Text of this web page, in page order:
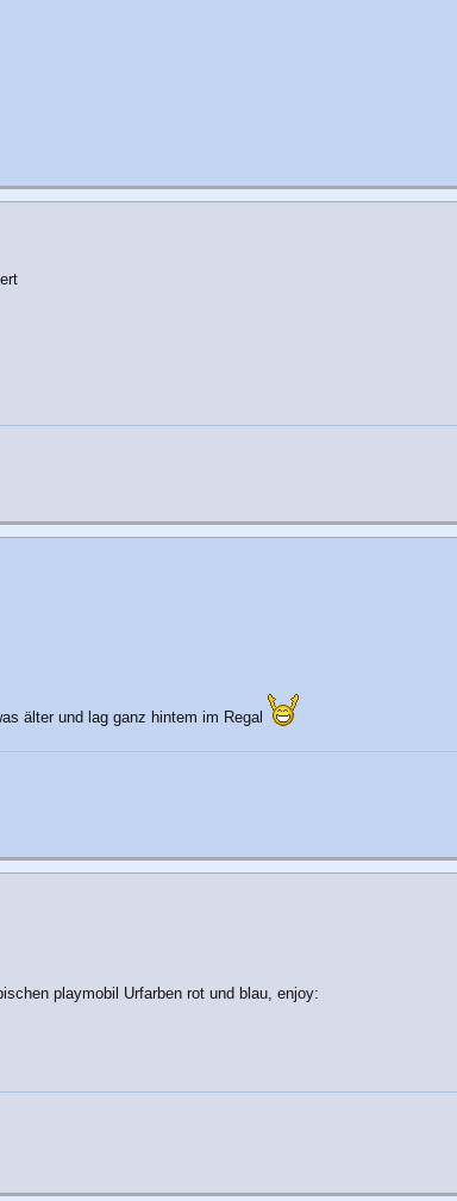
älter und lag ganz hintem im Regal
playmobil Urfarben rot und blau, enjoy: